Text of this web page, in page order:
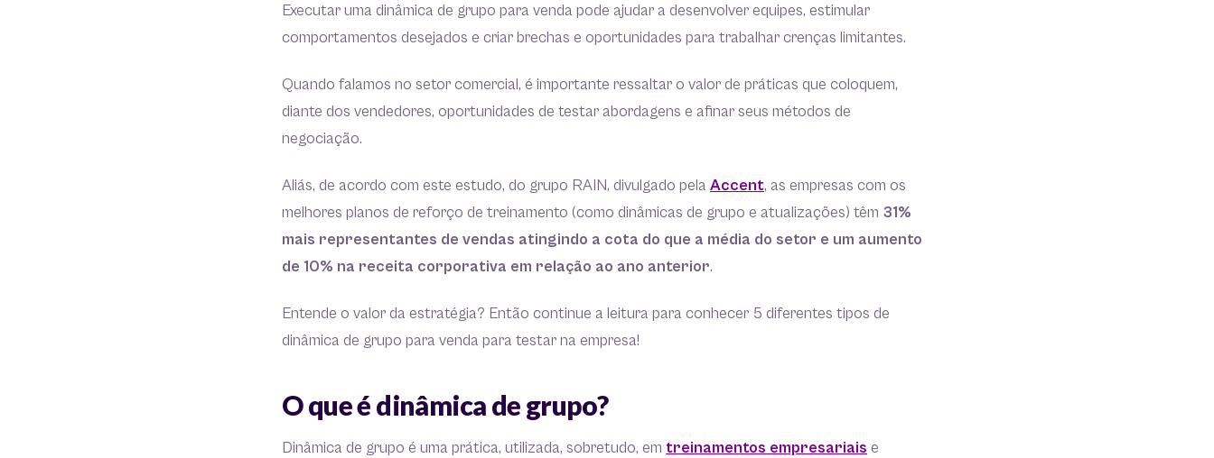
Executar uma dinâmica de grupo para venda pode ajudar a desenvolver equipes, estimular
comportamentos desejados e criar brechas e oportunidades para trabalhar crenças limitantes.
Quando falamos no setor comercial, é importante ressaltar o valor de práticas que coloquem,
diante dos vendedores, oportunidades de testar abordagens e afinar seus métodos de
negociação.
Aliás, de acordo com este estudo, do grupo RAIN, divulgado pela Accent, as empresas com os
melhores planos de reforço de treinamento (como dinâmicas de grupo e atualizações) têm 31%
mais representantes de vendas atingindo a cota do que a média do setor e um aumento
de 10% na receita corporativa em relação ao ano anterior.
Entende o valor da estratégia? Então continue a leitura para conhecer 5 diferentes tipos de
dinâmica de grupo para venda para testar na empresa!
O que é dinâmica de grupo?
Dinâmica de grupo é uma prática, utilizada, sobretudo, em treinamentos empresariais e